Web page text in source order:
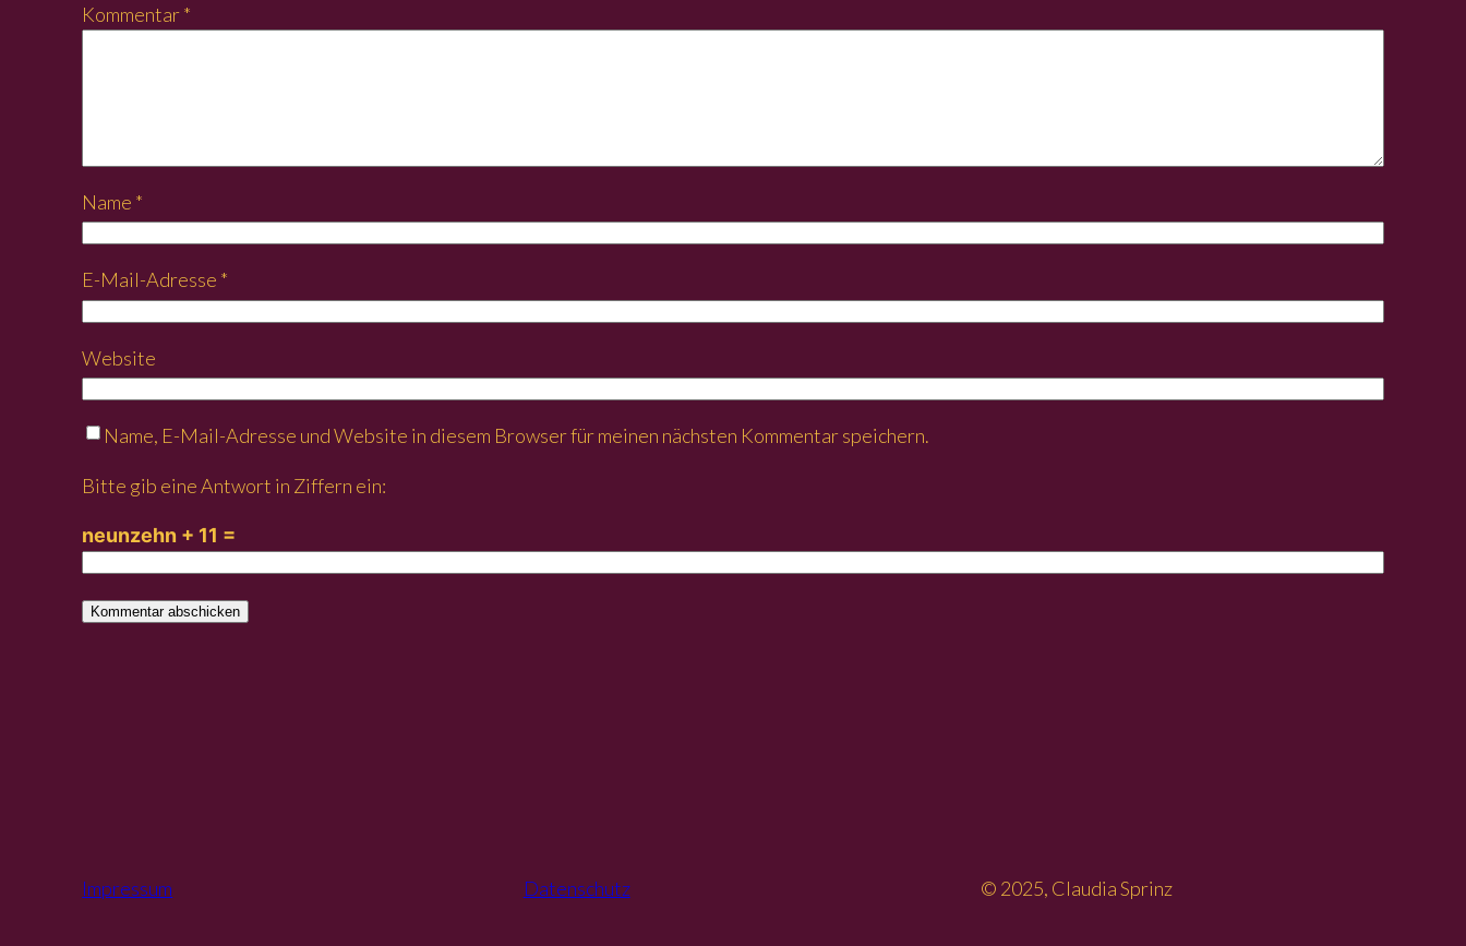
Kommentar*
Name *
E-Mail-Adresse *
Website
Name, E-Mail-Adresse und Website in diesem Browser für meinen nächsten Kommentar speichern.
Bitte gib eine Antwort in Ziffern ein:
neunzehn + 11 =
Impressum Datenschutz © 2025, Claudia Sprinz